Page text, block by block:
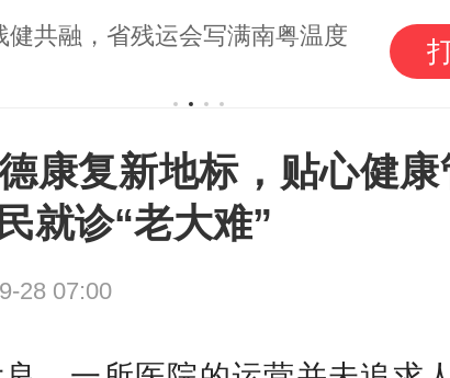
健共融，省残运会写满南粤温度
康复新地标，贴心健康
就诊“老大难”
28 07:00